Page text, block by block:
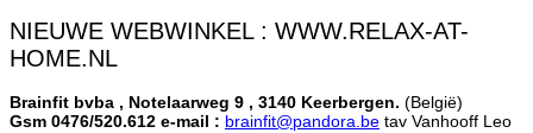
NIEUWE WEBWINKEL : WWW.RELAX-AT-
HOME.NL
Brainfit bvba , Notelaarweg 9 , 3140 Keerbergen. (België)
Gsm 0476/520.612 e-mail : brainfit@pandora.be tav Vanhooff Leo